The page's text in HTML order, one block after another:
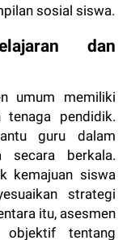
sosial siswa.
dan
umum memiliki
pendidik.
guru dalam
secara berkala.
kemajuan siswa
strategi
itu, asesmen
tentang